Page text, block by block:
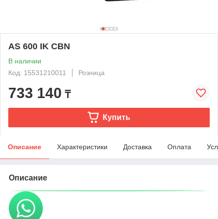
AS 600 IK CBN
В наличии
Код: 15531210011
Розница
733 140 ₸
Купить
Описание Характеристики Доставка Оплата
Описание